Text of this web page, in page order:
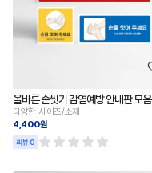
올바른 손씻기 감염예방 안내판 모음
다양한 사이즈/소재
4,400원
리뷰 0